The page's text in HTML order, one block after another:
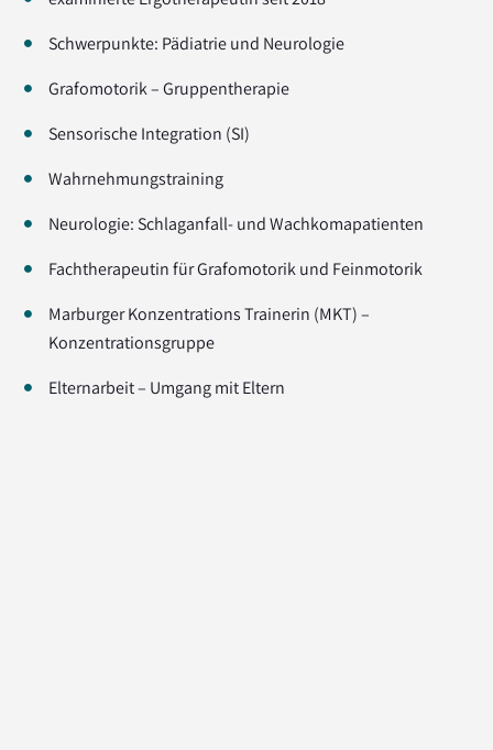
Schwerpunkte: Pädiatrie und Neurologie
Grafomotorik – Gruppentherapie
Sensorische Integration (SI)
Wahrnehmungstraining
Neurologie: Schlaganfall- und Wachkomapatienten
Fachtherapeutin für Grafomotorik und Feinmotorik
Marburger Konzentrations Trainerin (MKT) –
Konzentrationsgruppe
Elternarbeit – Umgang mit Eltern